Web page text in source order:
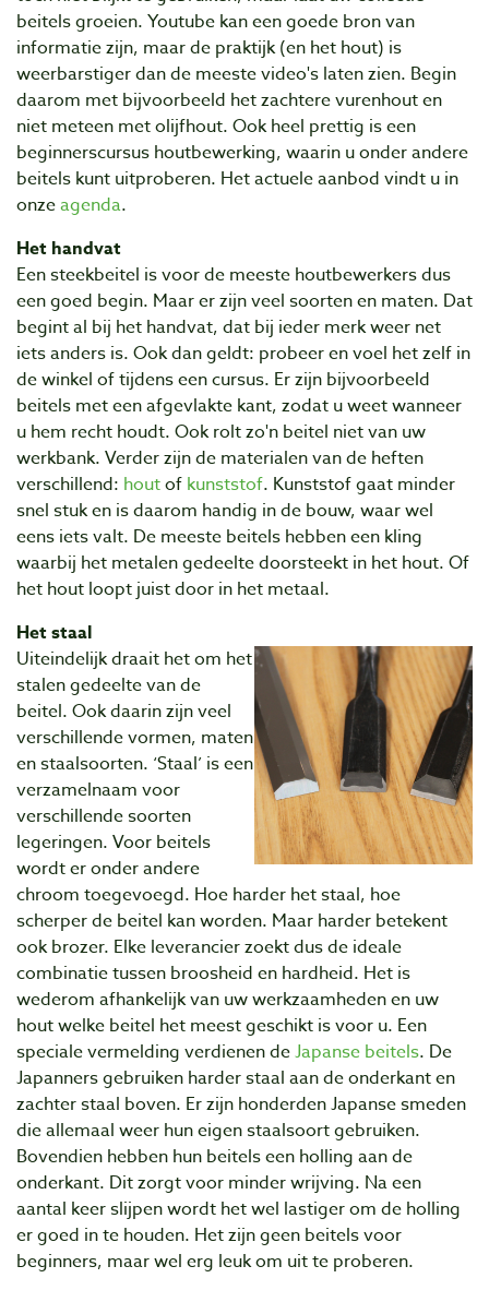
beitels groeien. Youtube kan een goede bron van
informatie zijn, maar de praktijk (en het hout) is
weerbarstiger dan de meeste video's laten zien. Begin
daarom met bijvoorbeeld het zachtere vurenhout en
niet meteen met olijfhout. Ook heel prettig is een
beginnerscursus houtbewerking, waarin u onder andere
beitels kunt uitproberen. Het actuele aanbod vindt u in
onzeagenda.
Het handvat
Een steekbeitel is voor de meeste houtbewerkers dus
een goed begin. Maar er zijn veel soorten en maten. Dat
begint al bij het handvat, dat bij ieder merk weer net
iets anders is. Ook dan geldt: probeer en voel het zelf in
de winkel of tijdens een cursus. Er zijn bijvoorbeeld
beitels met een afgevlakte kant, zodat u weet wanneer
u hem recht houdt. Ook rolt zo'n beitel niet van uw
werkbank. Verder zijn de materialen van de heften
verschillend: houtof kunststof. Kunststof gaat minder
snel stuk en is daarom handig in de bouw, waar wel
eens iets valt. De meeste beitels hebben een kling
waarbij het metalen gedeelte doorsteekt in het hout. Of
het hout loopt juist door in het metaal.
Het staal
Uiteindelijk draait het om het
stalen gedeelte van de
beitel. Ook daarin zijn veel
verschillende vormen, maten
en staalsoorten. ‘Staal’ is een
verzamelnaam voor
verschillende soorten
legeringen. Voor beitels
wordt er onder andere
chroom toegevoegd. Hoe harder het staal, hoe
scherper de beitel kan worden. Maar harder betekent
ook brozer. Elke leverancier zoekt dus de ideale
combinatie tussen broosheid en hardheid. Het is
wederom afhankelijk van uw werkzaamheden en uw
hout welke beitel het meest geschikt is voor u. Een
speciale vermelding verdienen deJapanse beitels. De
Japanners gebruiken harder staal aan de onderkant en
zachter staal boven. Er zijn honderden Japanse smeden
die allemaal weer hun eigen staalsoort gebruiken.
Bovendien hebben hun beitels een holling aan de
onderkant. Dit zorgt voor minder wrijving. Na een
aantal keer slijpen wordt het wel lastiger om de holling
er goed in te houden. Het zijn geen beitels voor
beginners, maar wel erg leuk om uit te proberen.